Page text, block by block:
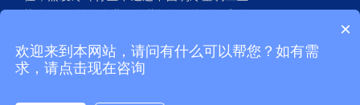
协会CRAA认证企业。澳蓝拥有20多件国家发
已成为我国蒸发冷却空调行业的老牌企
业……
×
欢迎来到本网站，请问有什么可以帮您？如有需
求，请点击现在咨询